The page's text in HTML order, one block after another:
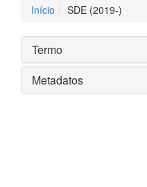
Início SDE (2019-)
Termo
Metadatos